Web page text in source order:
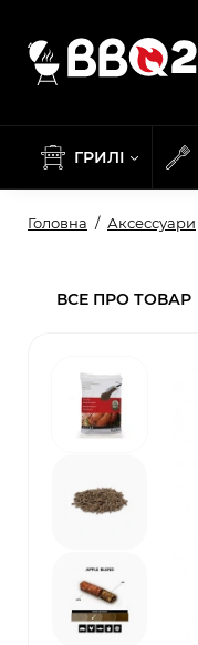
ГРИЛІ
Головна Аксессуари
ВСЕ ПРО ТОВАР